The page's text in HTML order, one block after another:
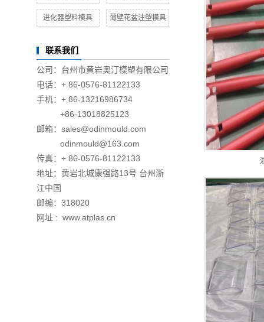
进化器塑料模具 薄壁花盆注塑模具
联系我们
公司：台州市黄岩奥汀模塑有限公司
电话：+ 86-0576-81122133
手机：+ 86-13216986734
+86-13018825123
邮箱：sales@odinmould.com
odinmould@163.com
传真：+ 86-0576-81122133
地址：黄岩北城康强路13号 台州浙
江中国
邮编：318020
网址 : www.atplas.cn